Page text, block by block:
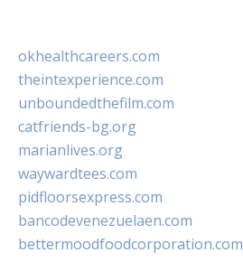
okhealthcareers.com
theintexperience.com
unboundedthefilm.com
catfriends-bg.org
marianlives.org
waywardtees.com
pidfloorsexpress.com
bancodevenezuelaen.com
bettermoodfoodcorporation.com